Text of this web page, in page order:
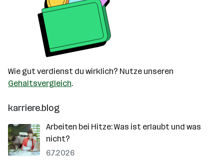
Wie gut verdienst du wirklich? Nutze unseren
Gehaltsvergleich.
karriere.blog
Arbeiten bei Hitze: Was ist erlaubt und was
nicht?
6.7.2026